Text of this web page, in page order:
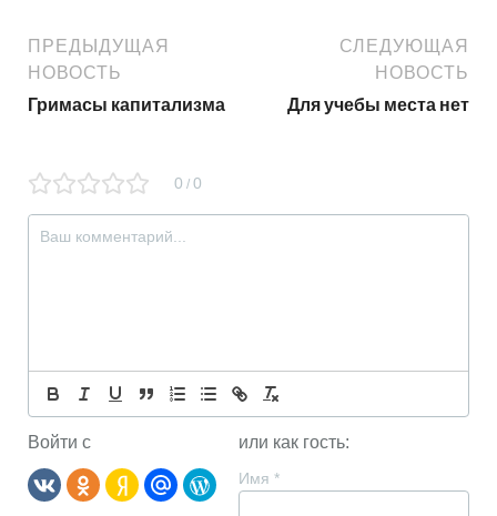
ПРЕДЫДУЩАЯ
НОВОСТЬ
Гримасы капитализма
СЛЕДУЮЩАЯ
НОВОСТЬ
Для учебы места нет
0 / 0
Войти с или как гость:
Имя *